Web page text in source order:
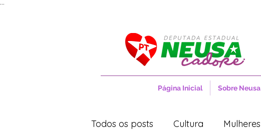
Página Inicial Sobre Neusa
Todos os posts Cultura Mulheres